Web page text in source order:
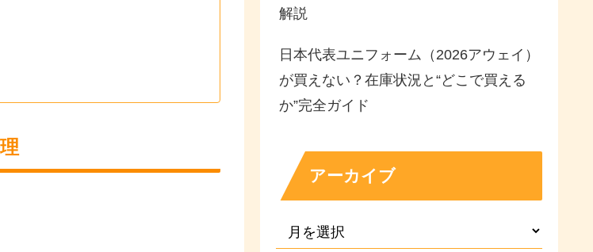
解説
日本代表ユニフォーム（2026アウェイ）
が買えない？在庫状況と“どこで買える
か”完全ガイド
アーカイブ